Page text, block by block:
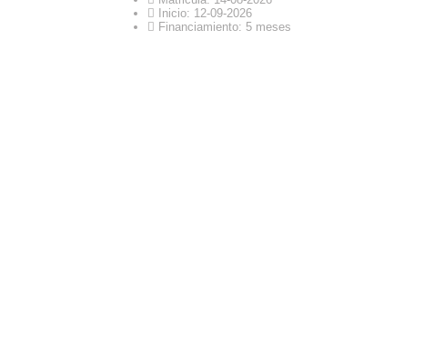
Inicio: 12-09-2026
Financiamiento: 5 meses